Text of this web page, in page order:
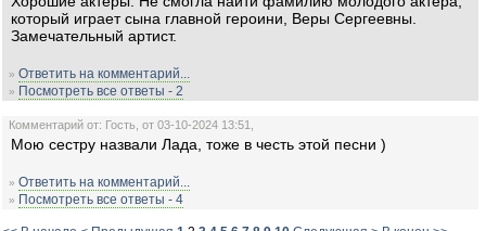
который играет сына главной героини, Веры Сергеевны.
Замечательный артист.
» Ответить на комментарий...
» Посмотреть все ответы - 2
Комментарий от: Гость, от 03-10-2024 13:51,
Мою сестру назвали Лада, тоже в честь этой песни )
» Ответить на комментарий...
» Посмотреть все ответы - 4